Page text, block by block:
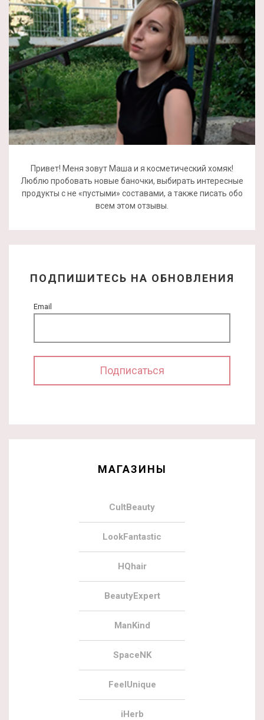
Привет! Меня зовут Маша и я косметический хомяк!
Люблю пробовать новые баночки, выбирать интересные
продукты с не «пустыми» составами, а также писать обо
всем этом отзывы.
ПОДПИШИТЕСЬ НА ОБНОВЛЕНИЯ
Email
МАГАЗИНЫ
CultBeauty
LookFantastic
HQhair
BeautyExpert
ManKind
SpaceNK
FeelUnique
iHerb